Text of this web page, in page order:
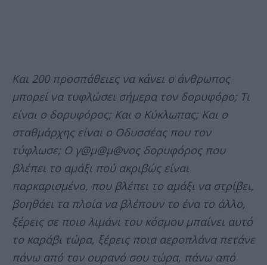
Και 200 προσπάθειες να κάνει ο άνθρωπος
μπορεί να τυφλώσει σήμερα τον δορυφόρο; Τι
είναι ο δορυφόρος; Και ο Κύκλωπας; Και ο
σταθμάρχης είναι ο Οδυσσέας που τον
τύφλωσε; Ο γ@μ@μ@νος δορυφόρος που
βλέπει το αμάξι πού ακριβώς είναι
παρκαρισμένο, που βλέπει το αμάξι να στρίβει,
βοηθάει τα πλοία να βλέπουν το ένα το άλλο,
ξέρεις σε ποιο λιμάνι του κόσμου μπαίνει αυτό
το καράβι τώρα, ξέρεις ποια αεροπλάνα πετάνε
πάνω από τον ουρανό σου τώρα, πάνω από